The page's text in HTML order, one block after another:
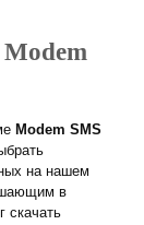
Modem
Modem SMS
на нашем
в
скачать